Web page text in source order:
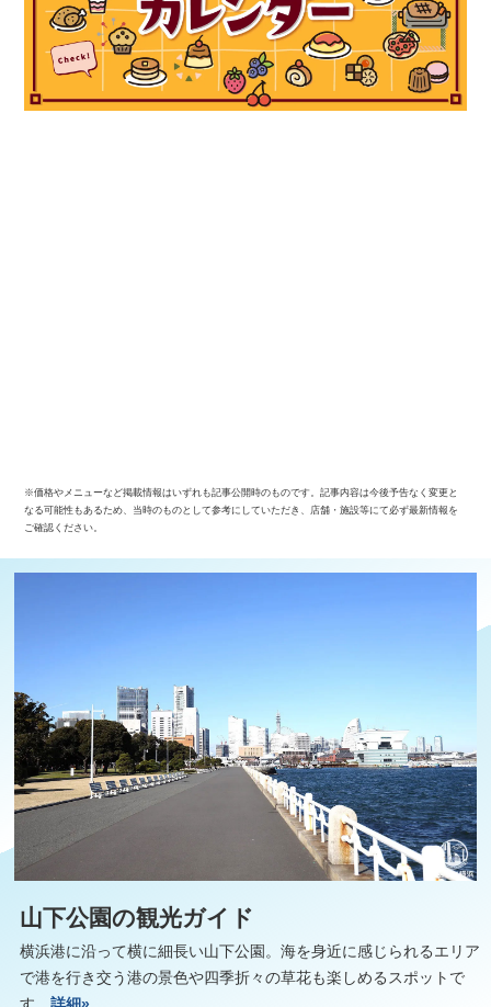
※価格やメニューなど掲載情報はいずれも記事公開時のものです。記事内容は今後予告なく変更と
なる可能性もあるため、当時のものとして参考にしていただき、店舗・施設等にて必ず最新情報を
ご確認ください。
山下公園の観光ガイド
横浜港に沿って横に細長い山下公園。海を身近に感じられるエリア
で港を行き交う港の景色や四季折々の草花も楽しめるスポットで